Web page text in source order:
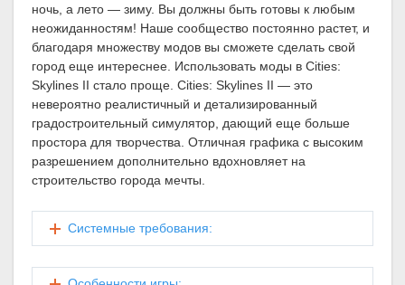
ночь, а лето — зиму. Вы должны быть готовы к любым
неожиданностям! Наше сообщество постоянно растет, и
благодаря множеству модов вы сможете сделать свой
город еще интереснее. Использовать моды в Cities:
Skylines II стало проще. Cities: Skylines II — это
невероятно реалистичный и детализированный
градостроительный симулятор, дающий еще больше
простора для творчества. Отличная графика с высоким
разрешением дополнительно вдохновляет на
строительство города мечты.
Системные требования: